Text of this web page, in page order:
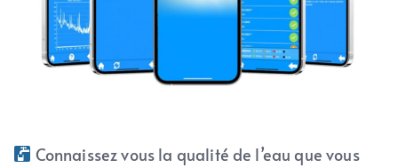
Connaissez vous la qualité de l’eau que vous